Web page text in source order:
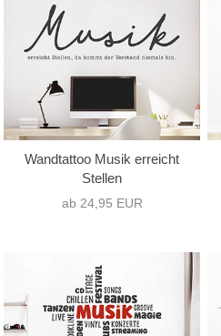
Wandtattoo Musik erreicht
Stellen
ab 24,95 EUR